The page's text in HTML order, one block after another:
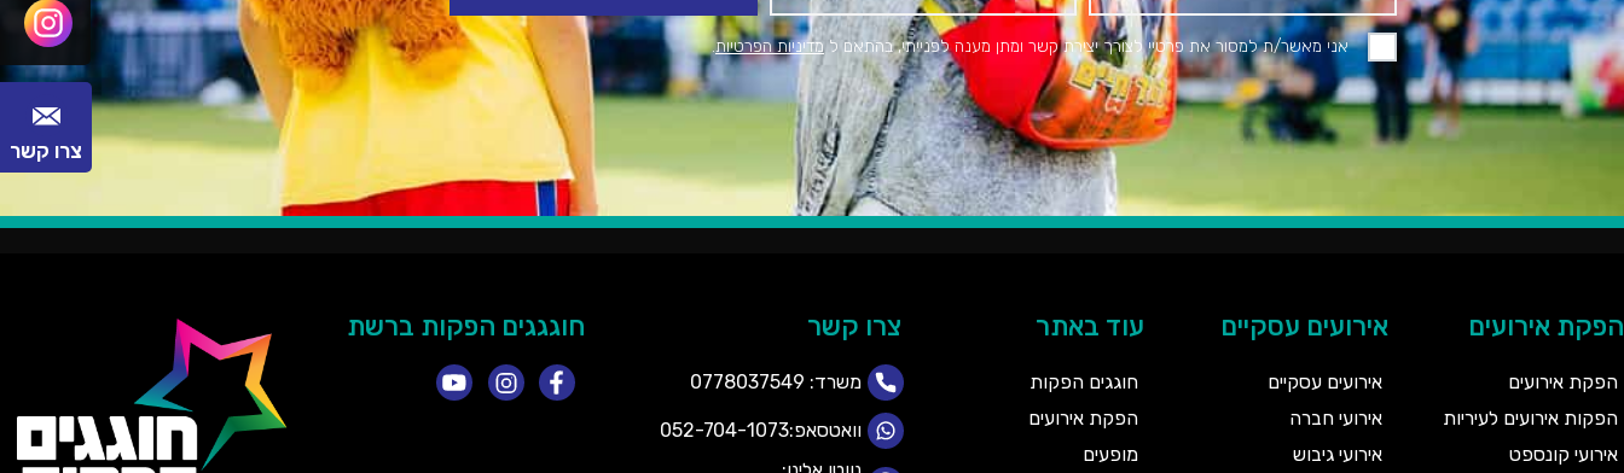
צרו קשר
אני מאשר/ת למסור את פרטיי לצורך יצירת קשר ומתן מענה לפנייתי, בהתאם למדיניות הפרטיות.
הפקת אירועים
הפקת אירועים
הפקות אירועים לעיריות
אירועי קונספט
אירועים עסקיים
אירועים עסקיים
אירועי חברה
אירועי גיבוש
עוד באתר
חוגגים הפקות
הפקת אירועים
מופעים
צרו קשר
משרד: 0778037549
וואטסאפ:052-704-1073
חוגגגים הפקות ברשת